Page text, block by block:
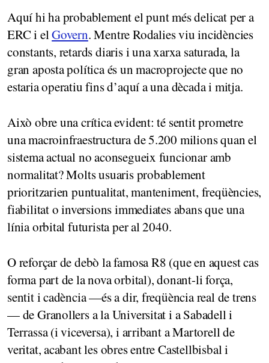
Aquí hi ha probablement el punt més delicat per a
ERC i elGovern. Mentre Rodalies viu incidències
constants, retards diaris i una xarxa saturada, la
gran aposta política és un macroprojecte que no
estaria operatiu fins d’aquí a una dècada i mitja.
Això obre una crítica evident: té sentit prometre
una macroinfraestructura de 5.200 milions quan el
sistema actual no aconsegueix funcionar amb
normalitat? Molts usuaris probablement
prioritzarien puntualitat, manteniment, freqüències,
fiabilitat o inversions immediates abans que una
línia orbital futurista per al 2040.
O reforçar de debò la famosa R8 (que en aquest cas
forma part de la nova orbital), donant-li força,
sentit i cadència —és a dir, freqüència real de trens
— de Granollers a la Universitat i a Sabadell i
Terrassa (i viceversa), i arribant a Martorell de
veritat, acabant les obres entre Castellbisbal i